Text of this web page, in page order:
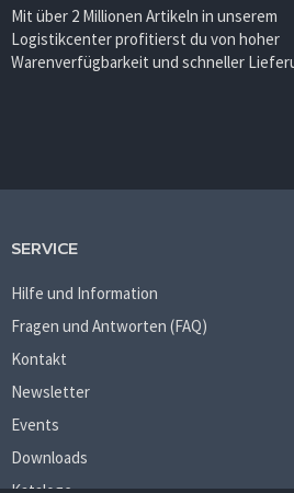
Mit über 2 Millionen Artikeln in unserem
Logistikcenter profitierst du von hoher
Warenverfügbarkeit und schneller
SERVICE
Hilfe und Information
Fragen und Antworten (FAQ)
Kontakt
Newsletter
Events
Downloads